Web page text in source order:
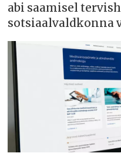
abi saamisel
sotsiaalvaldkonna